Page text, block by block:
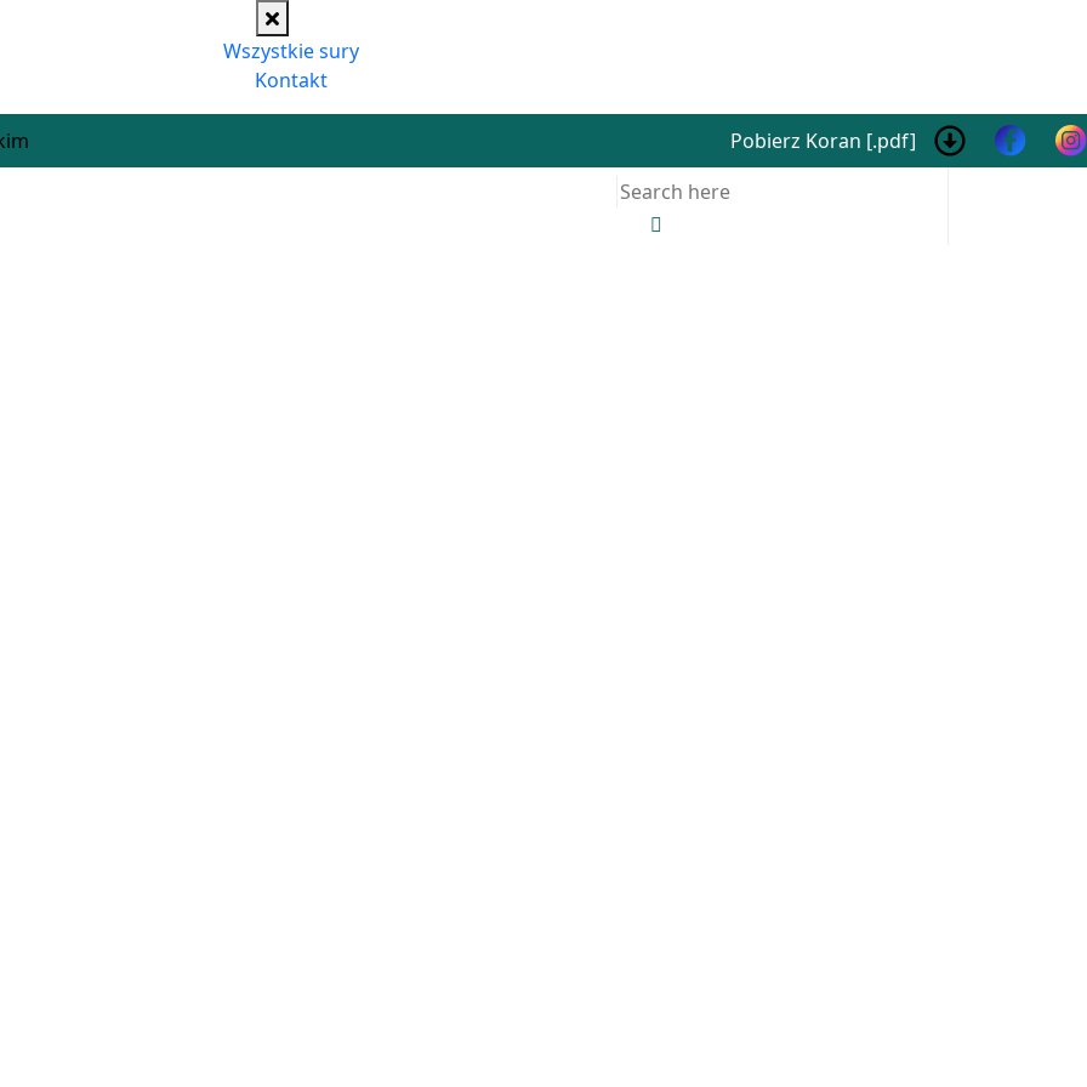
Wszystkie sury
Kontakt
Pobierz Koran [.pdf]
Search